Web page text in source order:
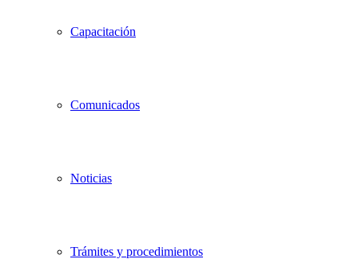
Capacitación
Comunicados
Noticias
Trámites y procedimientos